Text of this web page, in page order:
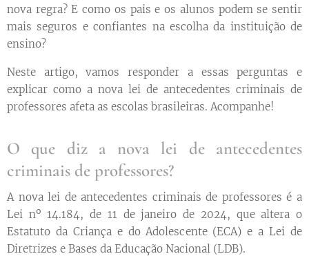
nova regra? E como os pais e os alunos podem se sentir
mais seguros e confiantes na escolha da instituição de
ensino?
Neste artigo, vamos responder a essas perguntas e
explicar como a nova lei de antecedentes criminais de
professores afeta as escolas brasileiras. Acompanhe!
O que diz a nova lei de antecedentes
criminais de professores?
A nova lei de antecedentes criminais de professores é a
Lei nº 14.184, de 11 de janeiro de 2024, que altera o
Estatuto da Criança e do Adolescente (ECA) e a Lei de
Diretrizes e Bases da Educação Nacional (LDB).